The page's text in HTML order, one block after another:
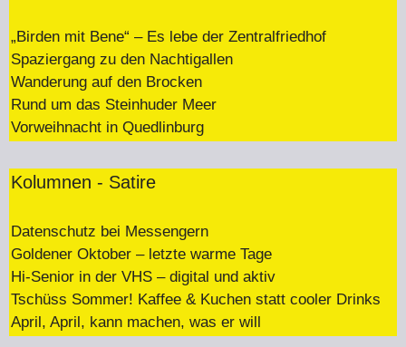
„Birden mit Bene“ – Es lebe der Zentralfriedhof
Spaziergang zu den Nachtigallen
Wanderung auf den Brocken
Rund um das Steinhuder Meer
Vorweihnacht in Quedlinburg
Kolumnen - Satire
Datenschutz bei Messengern
Goldener Oktober – letzte warme Tage
Hi-Senior in der VHS – digital und aktiv
Tschüss Sommer! Kaffee & Kuchen statt cooler Drinks
April, April, kann machen, was er will